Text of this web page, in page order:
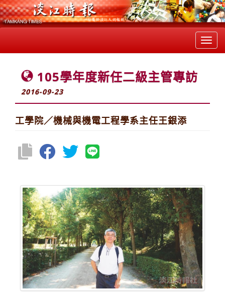
105學年度新任二級主管專訪
2016-09-23
工學院／機械與機電工程學系主任王銀添